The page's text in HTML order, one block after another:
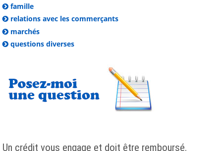
famille
relations avec les commerçants
marchés
questions diverses
Un crédit vous engage et doit être remboursé.